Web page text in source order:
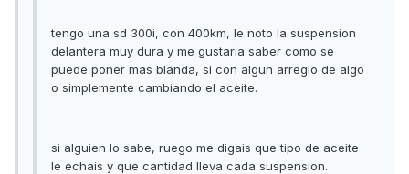
tengo una sd 300i, con 400km, le noto la suspension
delantera muy dura y me gustaria saber como se
puede poner mas blanda, si con algun arreglo de algo
o simplemente cambiando el aceite.
si alguien lo sabe, ruego me digais que tipo de aceite
le echais y que cantidad lleva cada suspension.